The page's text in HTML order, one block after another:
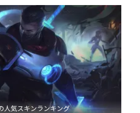
人気スキンランキング